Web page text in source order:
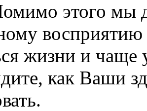
этого мы
жизни и чаще
как Ваши